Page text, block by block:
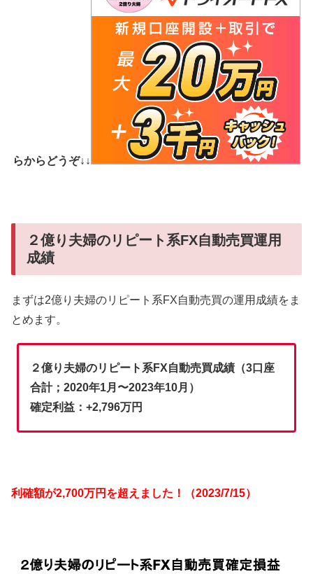
らからどうぞ↓↓
２億り夫婦のリピート系FX自動売買運用
成績
まずは2億り夫婦のリピート系FX自動売買の運用成績をま
とめます。
２億り夫婦のリピート系FX自動売買成績（3口座
合計；2020年1月〜2023年10月）
確定利益：+2,796万円
利確額が2,700万円を超えました！（2023/7/15）